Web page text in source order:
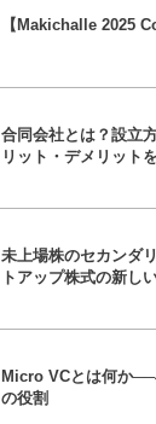
【Makichalle 2025
合同会社とは？設立
リット・デメリット
未上場株のセカンダ
トアップ株式の新し
Micro VCとは何か
の役割